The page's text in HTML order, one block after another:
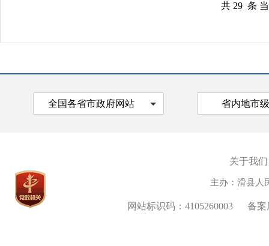
共 29 条
全国各省市政府网站 省内地市
关于我们
主办：滑县人
网站标识码：4105260003 备案